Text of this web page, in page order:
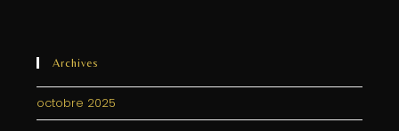
Archives
octobre 2025